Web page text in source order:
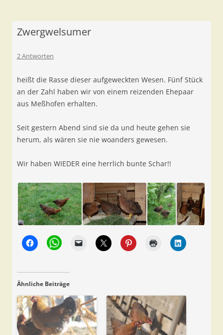
Zwergwelsumer
2 Antworten
heißt die Rasse dieser aufgeweckten Wesen. Fünf Stück
an der Zahl haben wir von einem reizenden Ehepaar
aus Meßhofen erhalten.
Seit gestern Abend sind sie da und heute gehen sie
herum, als wären sie nie woanders gewesen.
Wir haben WIEDER eine herrlich bunte Schar!!
Ähnliche Beiträge